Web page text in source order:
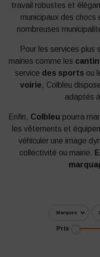
travail robustes et
municipaux des
nombreuses
Pour les services
mairies comme les
service des sports ou
voirie, Colbleu
adaptés
Enfin, Colbleu pourra
les vêtements et
véhiculer une image
collectivité ou mairie.
Marques
Prix